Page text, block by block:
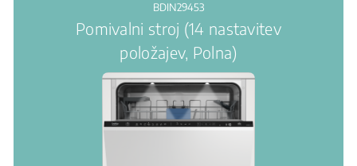
BDIN29453
Pomivalni stroj (14 nastavitev
položajev, Polna)